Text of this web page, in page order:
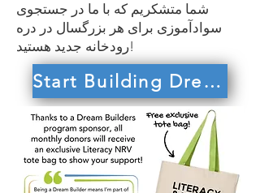
شما متشکریم که با ما در جستجوی
سوادآموزی برای هر بزرگسال در دره
رودخانه جدید هستید!
Start Building Dreams Today!